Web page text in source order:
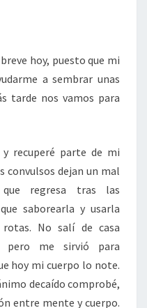
hoy, puesto que mi
a sembrar unas
tarde nos vamos para
recuperé parte de mi
convulsos dejan un mal
regresa tras las
saborearla y usarla
No salí de casa
pero me sirvió para
hoy mi cuerpo lo note.
decaído comprobé,
entre mente y cuerpo.